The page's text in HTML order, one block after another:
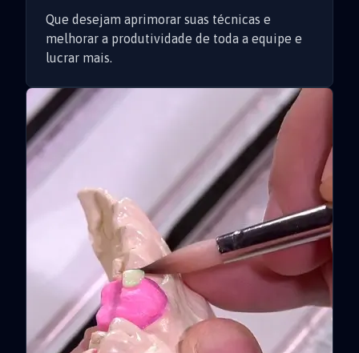
Que desejam aprimorar suas técnicas e
melhorar a produtividade de toda a equipe e
lucrar mais.